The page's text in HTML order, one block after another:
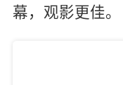
幕，观影更佳。